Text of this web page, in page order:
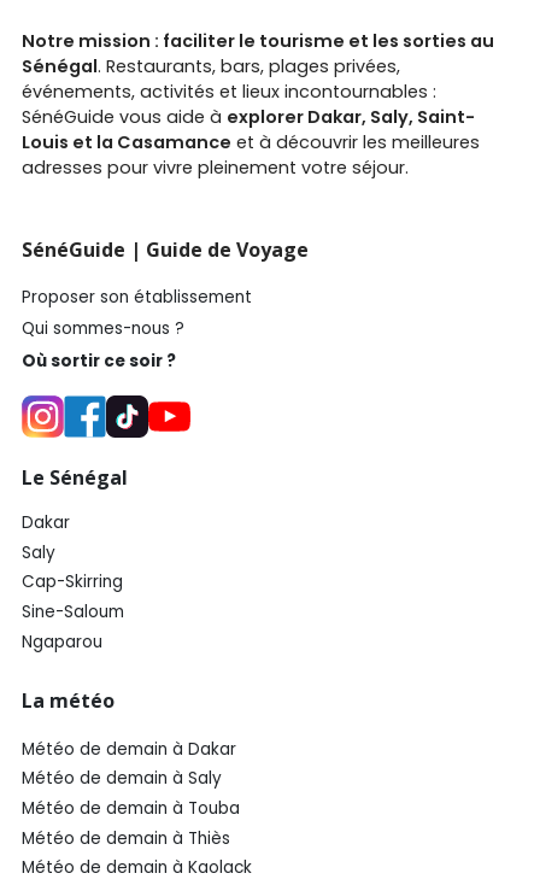
Notre mission : faciliter le tourisme et les sorties au
Sénégal. Restaurants, bars, plages privées,
événements, activités et lieux incontournables :
SénéGuide vous aide à explorer Dakar, Saly, Saint-
Louis et la Casamance et à découvrir les meilleures
adresses pour vivre pleinement votre séjour.
SénéGuide | Guide de Voyage
Proposer son établissement
Qui sommes-nous ?
Où sortir ce soir ?
Le Sénégal
Dakar
Saly
Cap-Skirring
Sine-Saloum
Ngaparou
La météo
Météo de demain à Dakar
Météo de demain à Saly
Météo de demain à Touba
Météo de demain à Thiès
Météo de demain à Kaolack